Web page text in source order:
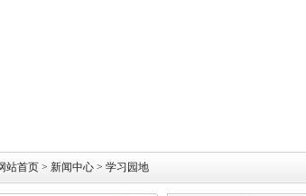
站首页 > 新闻中心 > 学习园地